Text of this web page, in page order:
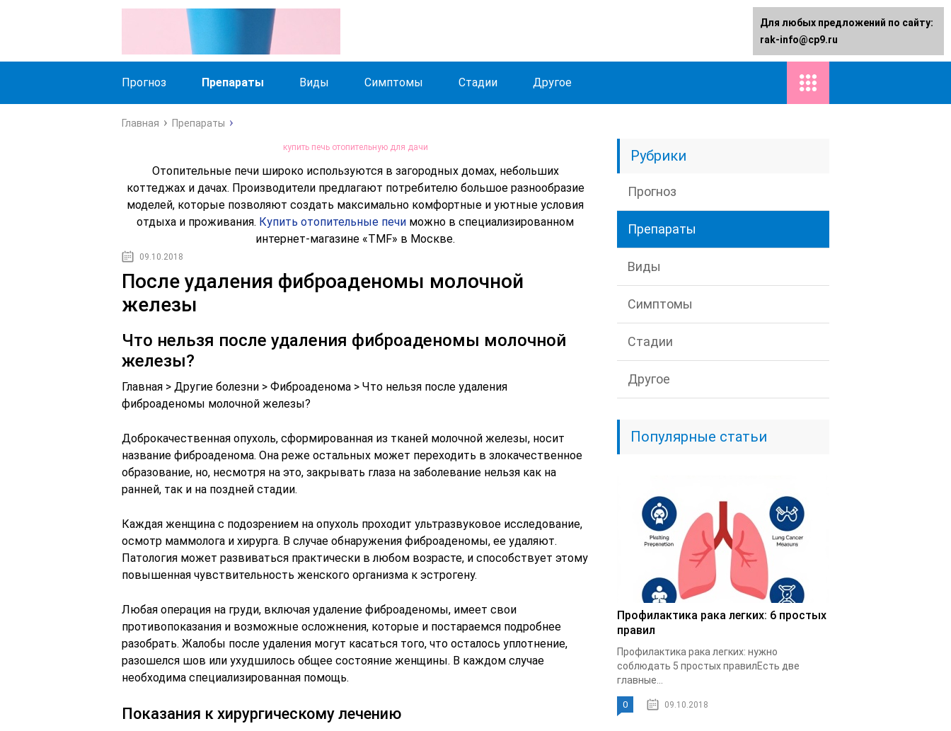
Прогноз Препараты Виды Симптомы Стадии Другое
Главная Препараты
купить печь отопительную для дачи
Отопительные печи широко используются в загородных домах, небольших
коттеджах и дачах. Производители предлагают потребителю большое разнообразие
моделей, которые позволяют создать максимально комфортные и уютные условия
отдыха и проживания. Купить отопительные печи можно в специализированном
интернет-магазине «TMF» в Москве.
09.10.2018
После удаления фиброаденомы молочной
железы
Что нельзя после удаления фиброаденомы молочной
железы?
Главная > Другие болезни > Фиброаденома > Что нельзя после удаления
фиброаденомы молочной железы?
Доброкачественная опухоль, сформированная из тканей молочной железы, носит
название фиброаденома. Она реже остальных может переходить в злокачественное
образование, но, несмотря на это, закрывать глаза на заболевание нельзя как на
ранней, так и на поздней стадии.
Каждая женщина с подозрением на опухоль проходит ультразвуковое исследование,
осмотр маммолога и хирурга. В случае обнаружения фиброаденомы, ее удаляют.
Патология может развиваться практически в любом возрасте, и способствует этому
повышенная чувствительность женского организма к эстрогену.
Любая операция на груди, включая удаление фиброаденомы, имеет свои
противопоказания и возможные осложнения, которые и постараемся подробнее
разобрать. Жалобы после удаления могут касаться того, что осталось уплотнение,
разошелся шов или ухудшилось общее состояние женщины. В каждом случае
необходима специализированная помощь.
Показания к хирургическому лечению
Рубрики
Прогноз
Препараты
Виды
Симптомы
Стадии
Другое
Популярные статьи
Профилактика рака легких: 6 простых
правил
Профилактика рака легких: нужно
соблюдать 5 простых правилЕсть две
главные...
0 09.10.2018
Для любых предложений по сайту:
rak-info@cp9.ru